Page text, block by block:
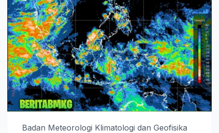
Badan Meteorologi Klimatologi dan Geofisika